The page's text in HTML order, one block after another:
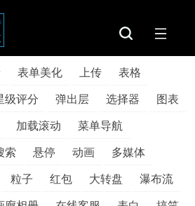
表单美化 上传
表格
级评分 弹出层 选择器
图表
加载滚动
菜单导航
索 悬停 动画
多媒体
粒子 红包 大转盘
瀑布流